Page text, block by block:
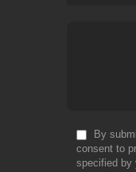
By
consent to
specified by